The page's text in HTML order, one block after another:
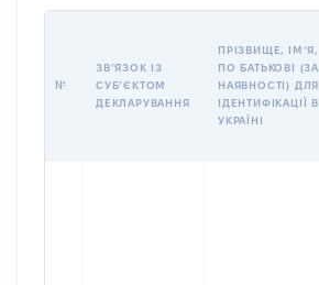
№
ЗВʼЯЗОК ІЗ
СУБʼЄКТОМ
ДЕКЛАРУВАННЯ
ПРІЗВИЩЕ, ІМʼЯ,
ПО БАТЬКОВІ (ЗА
НАЯВНОСТІ) ДЛЯ
ІДЕНТИФІКАЦІЇ В
УКРАЇНІ